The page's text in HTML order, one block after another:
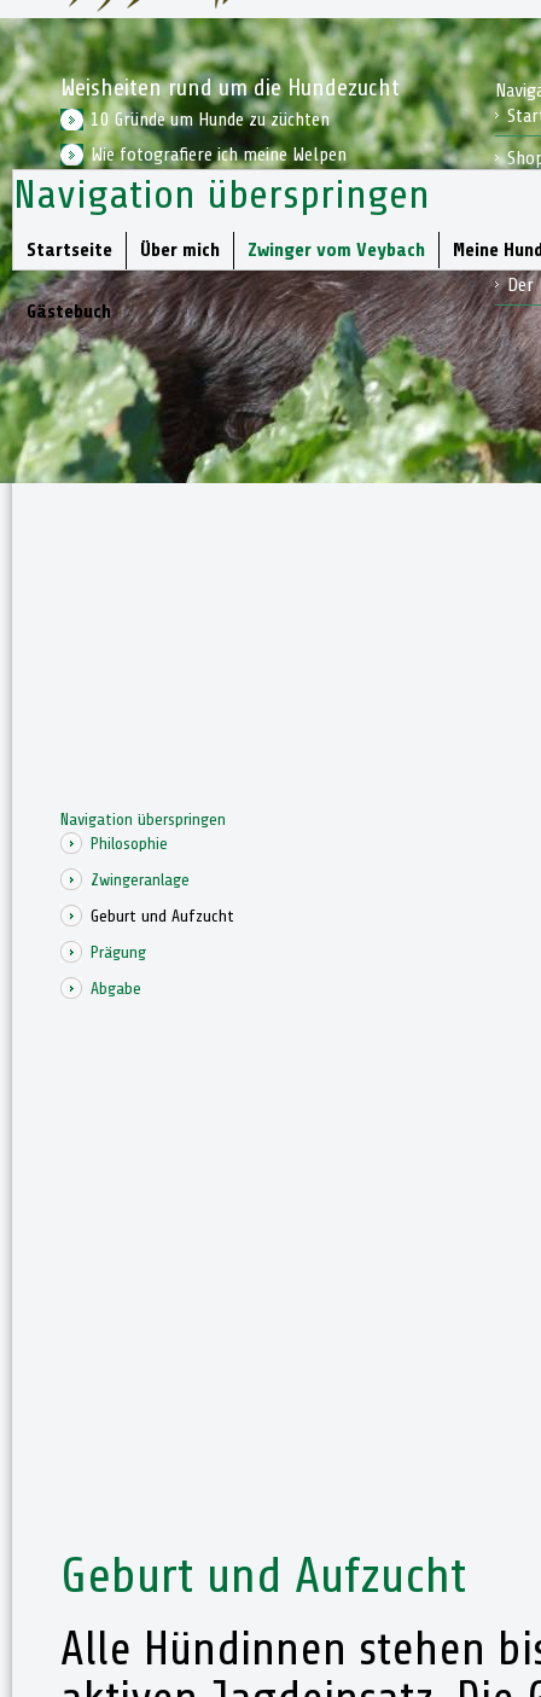
Navigation überspringen
Startseite Über mich Zwinger vom Veybach Meine
Gästebuch
Navigation überspringen
Philosophie
Zwingeranlage
Geburt und Aufzucht
Prägung
Abgabe
Geburt und Aufzucht
Alle Hündinnen stehen
Weisheiten rund um die Hundezucht
10 Gründe um Hunde zu züchten
Wie fotografiere ich meine Welpen
Wie bereite ich mich auf einen Welpen vor
Der